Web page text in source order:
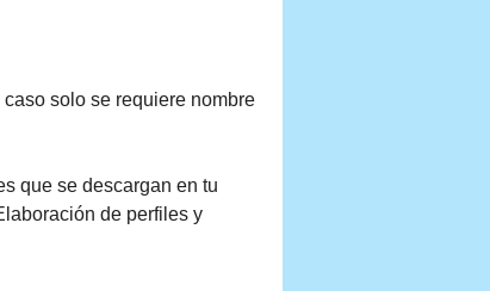
solo se requiere nombre
que se descargan en tu
de perfiles y